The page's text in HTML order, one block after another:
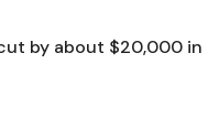
by about $20,000 in